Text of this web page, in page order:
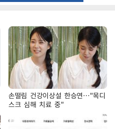
손떨림 건강이상설 한승연…"목디
스크 심해 치료 중"